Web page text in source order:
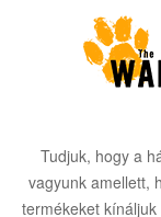
Tudjuk, hogy a
vagyunk amellett,
termékeket